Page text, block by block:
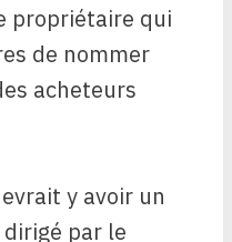
propriétaire qui
de nommer
acheteurs
y avoir un
par le